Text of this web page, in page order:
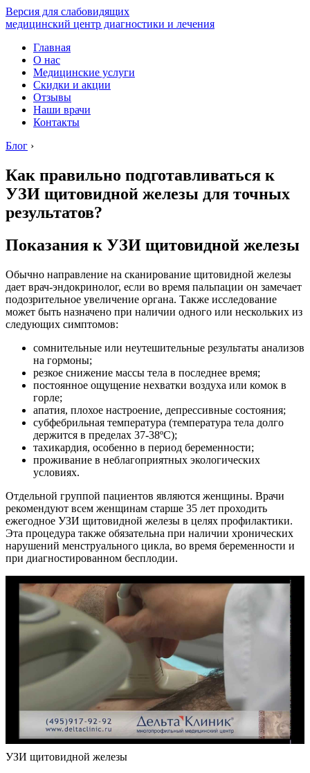
Версия для слабовидящих
медицинский центр диагностики и лечения
Главная
О нас
Медицинские услуги
Скидки и акции
Отзывы
Наши врачи
Контакты
Блог ›
Как правильно подготавливаться к
УЗИ щитовидной железы для точных
результатов?
Показания к УЗИ щитовидной железы
Обычно направление на сканирование щитовидной железы
дает врач-эндокринолог, если во время пальпации он замечает
подозрительное увеличение органа. Также исследование
может быть назначено при наличии одного или нескольких из
следующих симптомов:
сомнительные или неутешительные результаты анализов
на гормоны;
резкое снижение массы тела в последнее время;
постоянное ощущение нехватки воздуха или комок в
горле;
апатия, плохое настроение, депрессивные состояния;
субфебрильная температура (температура тела долго
держится в пределах 37-38ºС);
тахикардия, особенно в период беременности;
проживание в неблагоприятных экологических
условиях.
Отдельной группой пациентов являются женщины. Врачи
рекомендуют всем женщинам старше 35 лет проходить
ежегодное УЗИ щитовидной железы в целях профилактики.
Эта процедура также обязательна при наличии хронических
нарушений менструального цикла, во время беременности и
при диагностированном бесплодии.
УЗИ щитовидной железы